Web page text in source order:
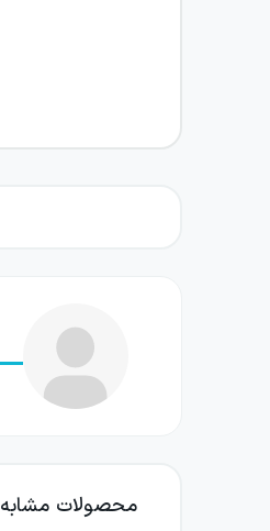
محصولات مشابه